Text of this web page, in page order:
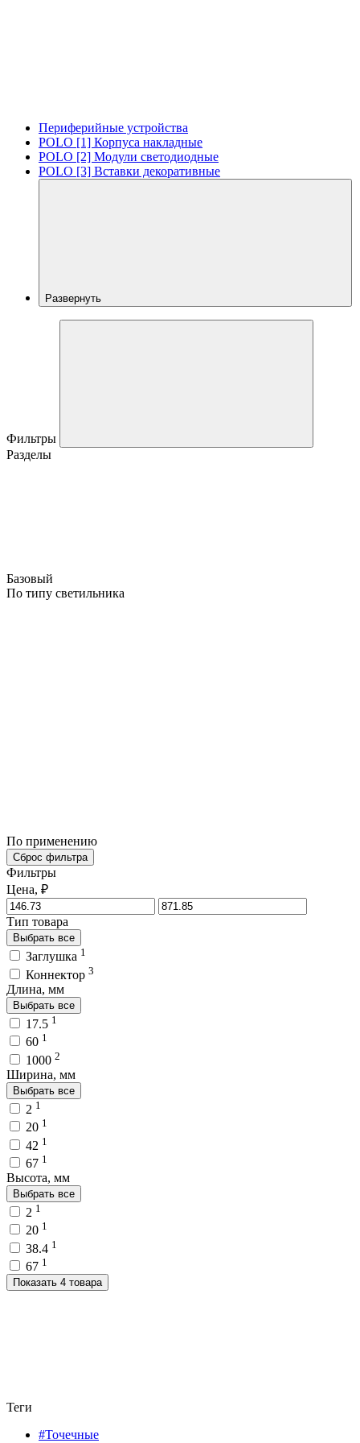
Периферийные устройства
POLO [1] Корпуса накладные
POLO [2] Модули светодиодные
POLO [3] Вставки декоративные
Развернуть
Фильтры
Разделы
Базовый
По типу светильника
По применению
Сброс фильтра
Фильтры
Цена, ₽
Тип товара
Выбрать все
Заглушка 1
Коннектор 3
Длина, мм
Выбрать все
17.5 1
60 1
1000 2
Ширина, мм
Выбрать все
2 1
20 1
42 1
67 1
Высота, мм
Выбрать все
2 1
20 1
38.4 1
67 1
Показать 4 товара
Теги
#Точечные